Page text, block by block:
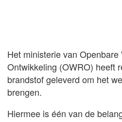
Het ministerie van
Ontwikkeling (OWRO) heeft
brandstof geleverd om het
brengen.
Hiermee is één van de